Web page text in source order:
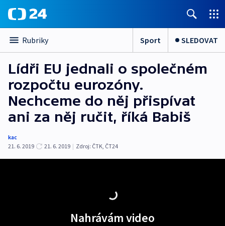
Rubriky Sport SLEDOVAT
Lídři EU jednali o společném
rozpočtu eurozóny.
Nechceme do něj přispívat
ani za něj ručit, říká Babiš
kac
21. 6. 2019
21. 6. 2019 | Zdroj: ČTK, ČT24
Nahrávám video